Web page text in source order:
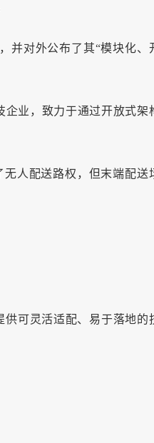
并对外公布了其“模块化、
企业，致力于通过开放式架
人配送路权，但末端配送
供可灵活适配、易于落地的